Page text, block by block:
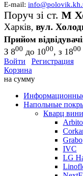
E-mail:
Поруч зі ст. М
Харків, вул.
Прийом
З 800 до 1000, з 1800
Войти
Регистрация
Корзина
на сумму
Напольные
Кварц
Grabo
IVC
LG